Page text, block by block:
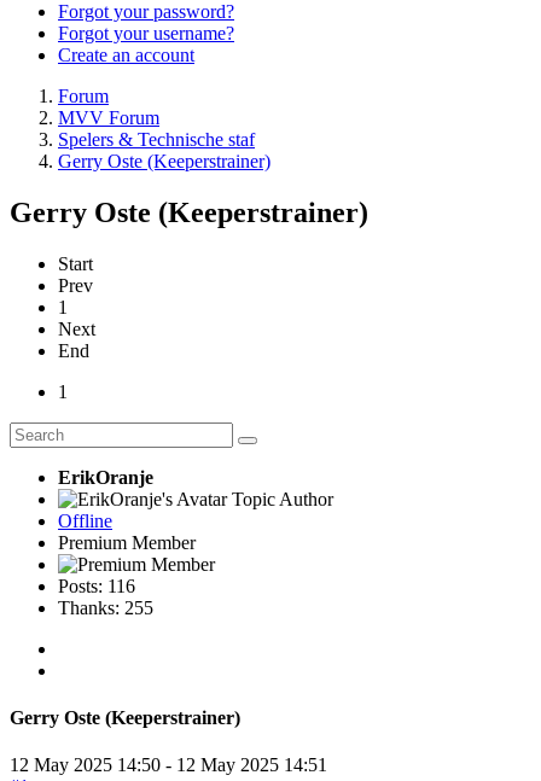
Forgot your password?
Forgot your username?
Create an account
Forum
MVV Forum
Spelers & Technische staf
Gerry Oste (Keeperstrainer)
Gerry Oste (Keeperstrainer)
Start
Prev
1
Next
End
1
ErikOranje
Topic Author
Offline
Premium Member
Posts: 116
Thanks: 255
Gerry Oste (Keeperstrainer)
12 May 2025 14:50 - 12 May 2025 14:51